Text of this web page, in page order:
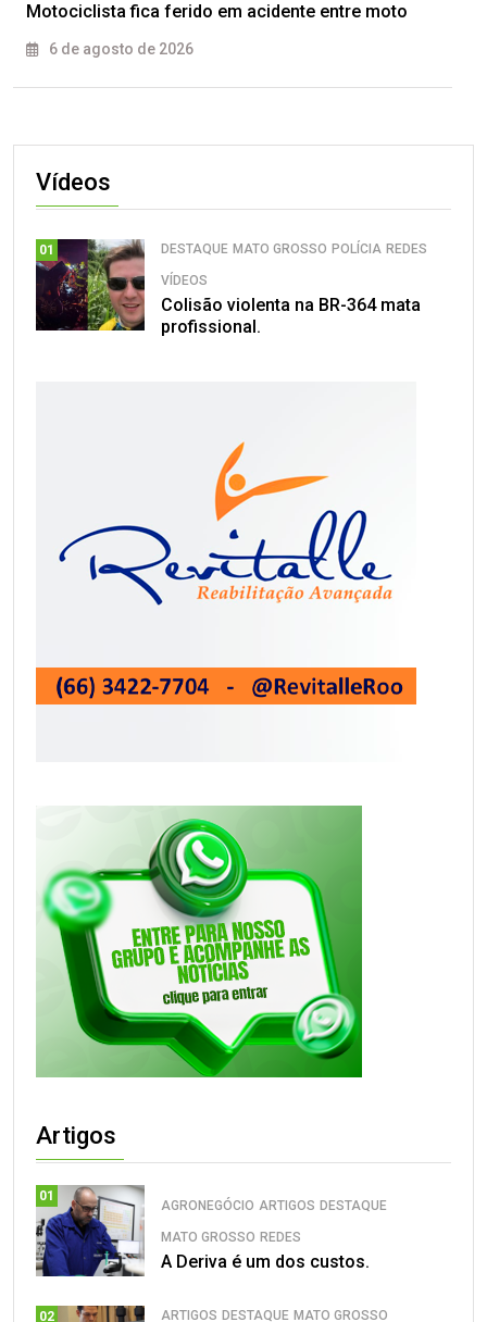
Motociclista fica ferido em acidente entre moto
6 de agosto de 2026
Vídeos
01 DESTAQUE MATO GROSSO POLÍCIA REDES
VÍDEOS
Colisão violenta na BR-364 mata
profissional.
Artigos
01
AGRONEGÓCIO ARTIGOS DESTAQUE
MATO GROSSO REDES
A Deriva é um dos custos.
02 ARTIGOS DESTAQUE MATO GROSSO